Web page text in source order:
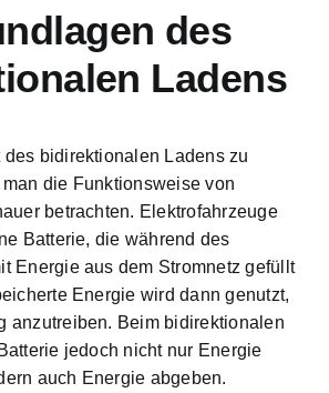
des
Ladens
des bidirektionalen Ladens zu
die Funktionsweise von
betrachten. Elektrofahrzeuge
Batterie, die während des
Energie aus dem Stromnetz gefüllt
Energie wird dann genutzt,
anzutreiben. Beim bidirektionalen
jedoch nicht nur Energie
auch Energie abgeben.